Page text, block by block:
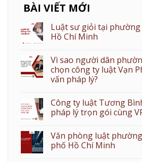
BÀI VIẾT MỚI
Luật sư giỏi tại
Hồ Chí Minh
Vì sao người dân
chọn công ty luật Vạn
vấn pháp lý?
Công ty luật Tương
pháp lý trọn gói cùng
Văn phòng luật
phố Hồ Chí Minh